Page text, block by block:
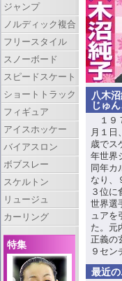
八木
じゅん
１９
月１日
歳でス
年世界
同年カ
なり、
３位に
世界選
ュアを
た。元
正義の
９セン
最近
ジャンプ
ノルディック複合
フリースタイル
スノーボード
スピードスケート
ショートトラック
フィギュア
アイスホッケー
バイアスロン
ボブスレー
スケルトン
リュージュ
カーリング
特集